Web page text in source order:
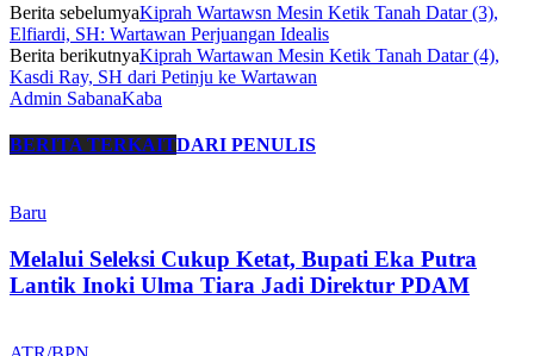
Berita sebelumyaKiprah Wartawsn Mesin Ketik Tanah Datar (3),
Elfiardi, SH: Wartawan Perjuangan Idealis
Berita berikutnyaKiprah Wartawan Mesin Ketik Tanah Datar (4),
Kasdi Ray, SH dari Petinju ke Wartawan
Admin SabanaKaba
BERITA TERKAITDARI PENULIS
Baru
Melalui Seleksi Cukup Ketat, Bupati Eka Putra
Lantik Inoki Ulma Tiara Jadi Direktur PDAM